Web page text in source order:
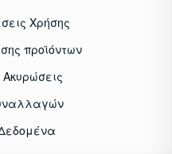
Χρήσης
προϊόντων